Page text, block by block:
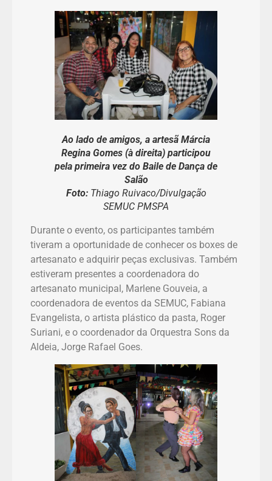
Ao lado de amigos, a artesã Márcia
Regina Gomes (à direita) participou
pela primeira vez do Baile de Dança de
Salão
Foto: Thiago Ruivaco/Divulgação
SEMUC PMSPA
Durante o evento, os participantes também
tiveram a oportunidade de conhecer os boxes de
artesanato e adquirir peças exclusivas. Também
estiveram presentes a coordenadora do
artesanato municipal, Marlene Gouveia, a
coordenadora de eventos da SEMUC, Fabiana
Evangelista, o artista plástico da pasta, Roger
Suriani, e o coordenador da Orquestra Sons da
Aldeia, Jorge Rafael Goes.